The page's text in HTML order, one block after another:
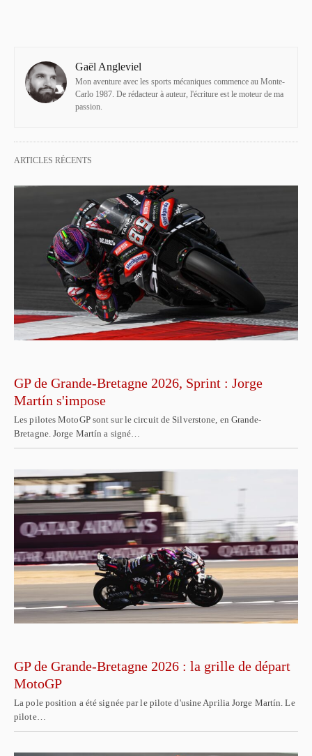
Gaël Angleviel
Mon aventure avec les sports mécaniques commence au Monte-
Carlo 1987. De rédacteur à auteur, l'écriture est le moteur de ma
passion.
ARTICLES RÉCENTS
GP de Grande-Bretagne 2026, Sprint : Jorge
Martín s'impose
Les pilotes MotoGP sont sur le circuit de Silverstone, en Grande-
Bretagne. Jorge Martín a signé…
GP de Grande-Bretagne 2026 : la grille de départ
MotoGP
La pole position a été signée par le pilote d'usine Aprilia Jorge Martín. Le
pilote…